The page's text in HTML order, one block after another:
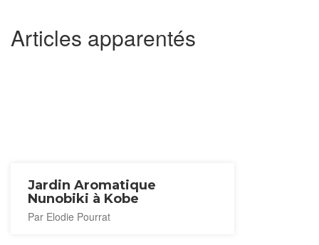
Articles apparentés
Jardin Aromatique
Nunobiki à Kobe
Par Elodie Pourrat